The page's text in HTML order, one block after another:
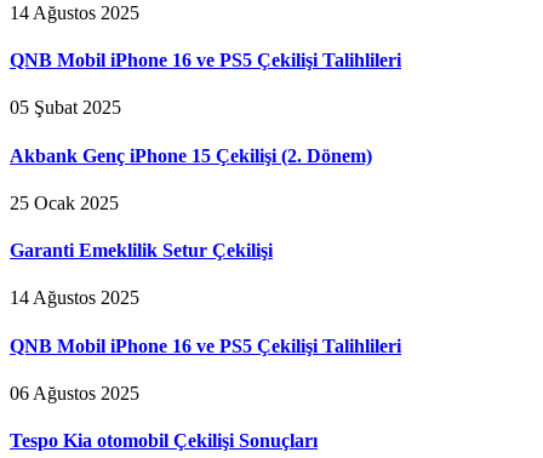
14 Ağustos 2025
QNB Mobil iPhone 16 ve PS5 Çekilişi Talihlileri
05 Şubat 2025
Akbank Genç iPhone 15 Çekilişi (2. Dönem)
25 Ocak 2025
Garanti Emeklilik Setur Çekilişi
14 Ağustos 2025
QNB Mobil iPhone 16 ve PS5 Çekilişi Talihlileri
06 Ağustos 2025
Tespo Kia otomobil Çekilişi Sonuçları